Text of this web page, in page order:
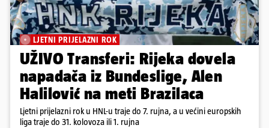
LJETNI PRIJELAZNI ROK
UŽIVO Transferi: Rijeka dovela
napadača iz Bundeslige, Alen
Halilović na meti Brazilaca
Ljetni prijelazni rok u HNL-u traje do 7. rujna, a u većini europskih
liga traje do 31. kolovoza ili 1. rujna